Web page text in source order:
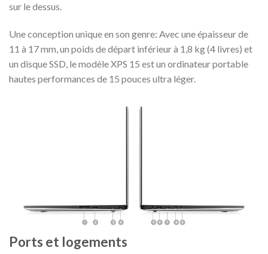
sur le dessus.
Une conception unique en son genre: Avec une épaisseur de
11 à 17 mm, un poids de départ inférieur à 1,8 kg (4 livres) et
un disque SSD, le modèle XPS 15 est un ordinateur portable
hautes performances de 15 pouces ultra léger.
Ports et logements